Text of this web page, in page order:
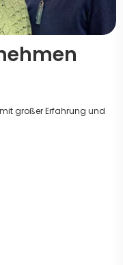
großer Erfahrung und